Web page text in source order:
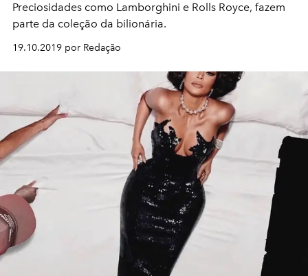
Preciosidades como Lamborghini e Rolls Royce, fazem
parte da coleção da bilionária.
19.10.2019 por Redação